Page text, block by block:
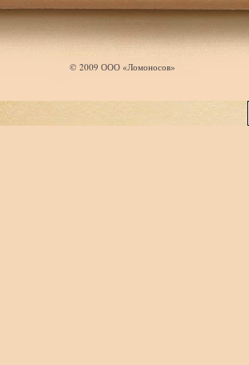
© 2009 ООО «Ломоносов»